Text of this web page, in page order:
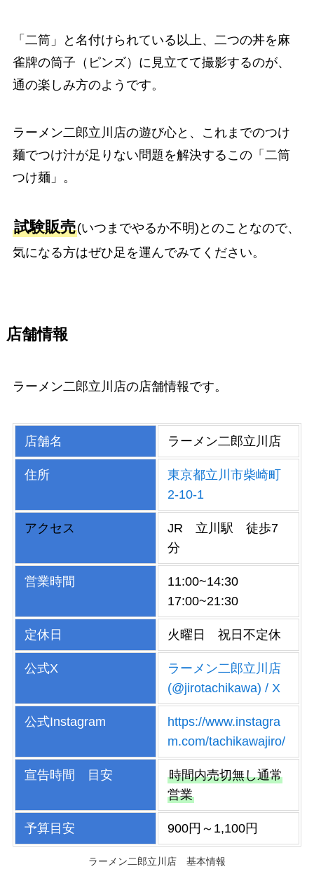
「二筒」と名付けられている以上、二つの丼を麻
雀牌の筒子（ピンズ）に見立てて撮影するのが、
通の楽しみ方のようです。
ラーメン二郎立川店の遊び心と、これまでのつけ
麺でつけ汁が足りない問題を解決するこの「二筒
つけ麺」。
試験販売(いつまでやるか不明)とのことなので、
気になる方はぜひ足を運んでみてください。
店舗情報
ラーメン二郎立川店の店舗情報です。
店舗名 ラーメン二郎立川店
住所
東京都立川市柴崎町
2-10-1
アクセス
JR 立川駅 徒歩7
分
営業時間
11:00~14:30
17:00~21:30
定休日 火曜日 祝日不定休
公式X
ラーメン二郎立川店
(@jirotachikawa) / X
公式Instagram
https://www.instagra
m.com/tachikawajiro/
宣告時間 目安
時間内売切無し通常
営業
予算目安 900円～1,100円
ラーメン二郎立川店 基本情報